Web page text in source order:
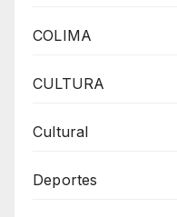
COLIMA
CULTURA
Cultural
Deportes